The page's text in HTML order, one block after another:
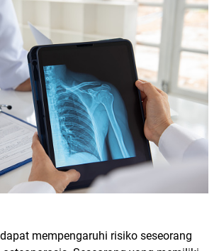
mempengaruhi risiko seseorang